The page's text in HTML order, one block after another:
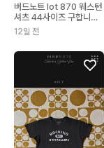
버드노트 lot 870 웨스턴
셔츠 44사이즈 구합니
다!!!
12일 전